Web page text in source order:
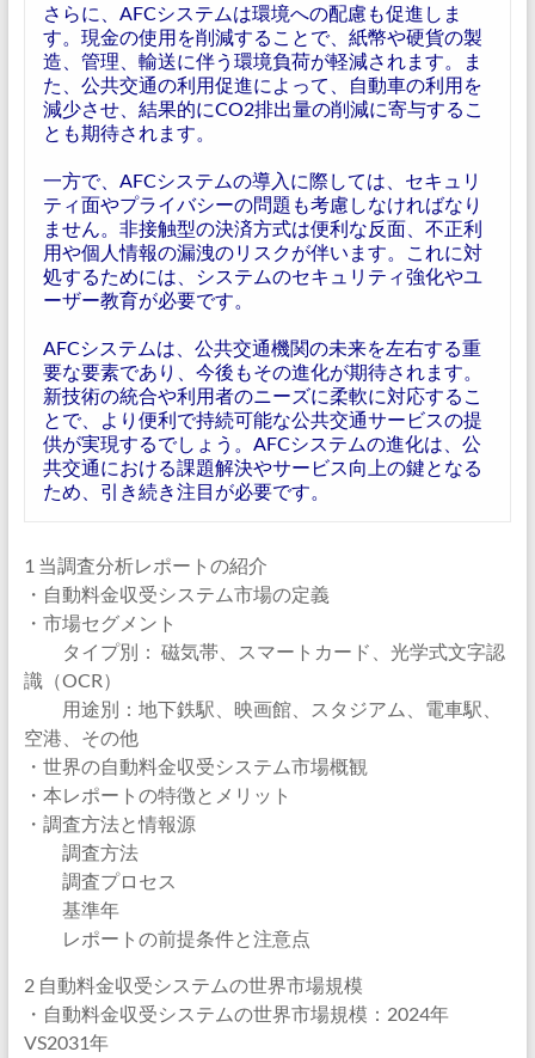
さらに、AFCシステムは環境への配慮も促進しま
す。現金の使用を削減することで、紙幣や硬貨の製
造、管理、輸送に伴う環境負荷が軽減されます。ま
た、公共交通の利用促進によって、自動車の利用を
減少させ、結果的にCO2排出量の削減に寄与するこ
とも期待されます。
一方で、AFCシステムの導入に際しては、セキュリ
ティ面やプライバシーの問題も考慮しなければなり
ません。非接触型の決済方式は便利な反面、不正利
用や個人情報の漏洩のリスクが伴います。これに対
処するためには、システムのセキュリティ強化やユ
ーザー教育が必要です。
AFCシステムは、公共交通機関の未来を左右する重
要な要素であり、今後もその進化が期待されます。
新技術の統合や利用者のニーズに柔軟に対応するこ
とで、より便利で持続可能な公共交通サービスの提
供が実現するでしょう。AFCシステムの進化は、公
共交通における課題解決やサービス向上の鍵となる
ため、引き続き注目が必要です。
1 当調査分析レポートの紹介
・自動料金収受システム市場の定義
・市場セグメント
タイプ別： 磁気帯、スマートカード、光学式文字認
識（OCR）
用途別：地下鉄駅、映画館、スタジアム、電車駅、
空港、その他
・世界の自動料金収受システム市場概観
・本レポートの特徴とメリット
・調査方法と情報源
調査方法
調査プロセス
基準年
レポートの前提条件と注意点
2 自動料金収受システムの世界市場規模
・自動料金収受システムの世界市場規模：2024年
VS2031年